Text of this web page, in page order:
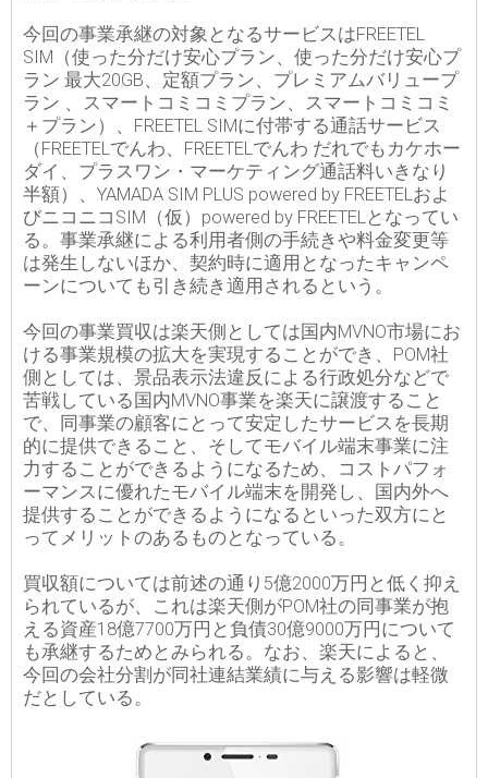
今回の事業承継の対象となるサービスはFREETEL
SIM（使った分だけ安心プラン、使った分だけ安心プ
ラン 最大20GB、定額プラン、プレミアムバリュープ
ラン 、スマートコミコミプラン、スマートコミコミ
＋プラン）、FREETEL SIMに付帯する通話サービス
（FREETELでんわ、FREETELでんわ だれでもカケホー
ダイ、プラスワン・マーケティング通話料いきなり
半額）、YAMADA SIM PLUS powered by FREETELおよ
びニコニコSIM（仮）powered by FREETELとなってい
る。事業承継による利用者側の手続きや料金変更等
は発生しないほか、契約時に適用となったキャンペ
ーンについても引き続き適用されるという。
今回の事業買収は楽天側としては国内MVNO市場にお
ける事業規模の拡大を実現することができ、POM社
側としては、景品表示法違反による行政処分などで
苦戦している国内MVNO事業を楽天に譲渡すること
で、同事業の顧客にとって安定したサービスを長期
的に提供できること、そしてモバイル端末事業に注
力することができるようになるため、コストパフォ
ーマンスに優れたモバイル端末を開発し、国内外へ
提供することができるようになるといった双方にと
ってメリットのあるものとなっている。
買収額については前述の通り5億2000万円と低く抑え
られているが、これは楽天側がPOM社の同事業が抱
える資産18億7700万円と負債30億9000万円について
も承継するためとみられる。なお、楽天によると、
今回の会社分割が同社連結業績に与える影響は軽微
だとしている。